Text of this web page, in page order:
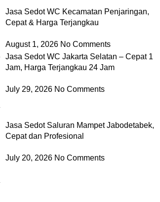
Jasa Sedot WC Kecamatan Penjaringan,
Cepat & Harga Terjangkau
August 1, 2026 No Comments
Jasa Sedot WC Jakarta Selatan – Cepat 1
Jam, Harga Terjangkau 24 Jam
July 29, 2026 No Comments
Jasa Sedot Saluran Mampet Jabodetabek,
Cepat dan Profesional
July 20, 2026 No Comments